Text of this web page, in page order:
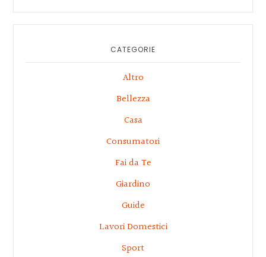
CATEGORIE
Altro
Bellezza
Casa
Consumatori
Fai da Te
Giardino
Guide
Lavori Domestici
Sport